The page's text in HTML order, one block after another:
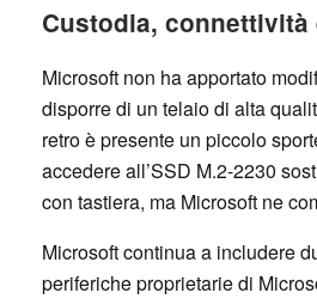
Custodia,
Microsoft non ha apportato
disporre di un telaio di alta
retro è presente un piccolo
accedere all’SSD M.2-2230
con tastiera, ma Microsoft ne
Microsoft continua a includere
periferiche proprietarie di